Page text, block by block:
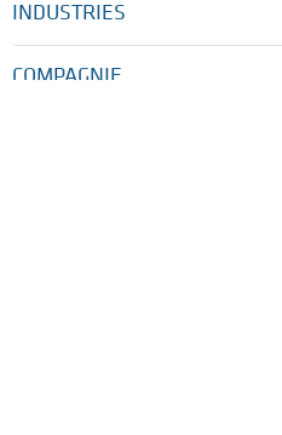
INDUSTRIES
COMPAGNIE